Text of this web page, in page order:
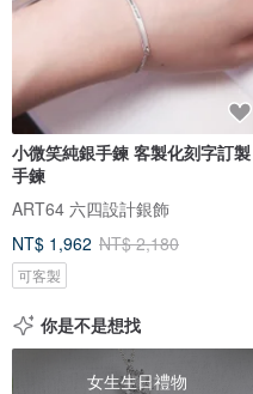
小微笑純銀手鍊 客製化刻字訂製
手鍊
ART64 六四設計銀飾
NT$ 1,962 NT$ 2,180
可客製
你是不是想找
女生生日禮物